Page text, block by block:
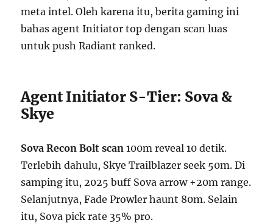
meta intel. Oleh karena itu, berita gaming ini
bahas agent Initiator top dengan scan luas
untuk push Radiant ranked.
Agent Initiator S-Tier: Sova &
Skye
Sova Recon Bolt scan 100m reveal 10 detik.
Terlebih dahulu, Skye Trailblazer seek 50m. Di
samping itu, 2025 buff Sova arrow +20m range.
Selanjutnya, Fade Prowler haunt 80m. Selain
itu, Sova pick rate 35% pro.